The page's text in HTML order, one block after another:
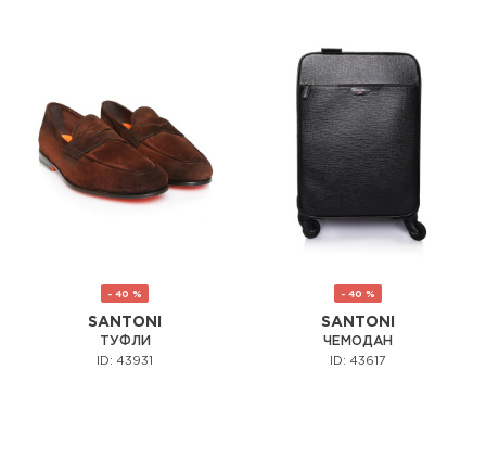
- 40 %
SANTONI
ТУФЛИ
ID: 43931
- 40 %
SANTONI
ЧЕМОДАН
ID: 43617